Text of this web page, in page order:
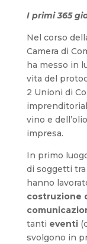
I primi 365
Nel corso
Camera di
ha messo in
vita del
2 Unioni di
vino e
impresa.
In primo
di soggetti
hanno
costruzione
tanti eventi
svolgono in